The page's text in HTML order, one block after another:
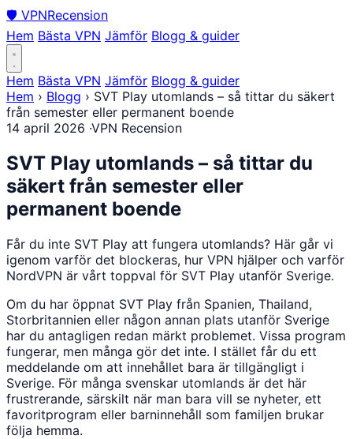
🛡 VPNRecension
Hem Bästa VPN Jämför Blogg & guider
Hem Bästa VPN Jämför Blogg & guider
Hem › Blogg › SVT Play utomlands – så tittar du säkert
från semester eller permanent boende
14 april 2026 ·VPN Recension
SVT Play utomlands – så tittar du
säkert från semester eller
permanent boende
Får du inte SVT Play att fungera utomlands? Här går vi
igenom varför det blockeras, hur VPN hjälper och varför
NordVPN är vårt toppval för SVT Play utanför Sverige.
Om du har öppnat SVT Play från Spanien, Thailand,
Storbritannien eller någon annan plats utanför Sverige
har du antagligen redan märkt problemet. Vissa program
fungerar, men många gör det inte. I stället får du ett
meddelande om att innehållet bara är tillgängligt i
Sverige. För många svenskar utomlands är det här
frustrerande, särskilt när man bara vill se nyheter, ett
favoritprogram eller barninnehåll som familjen brukar
följa hemma.